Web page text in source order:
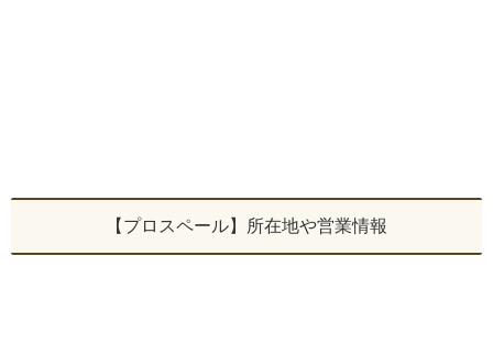
【プロスペール】所在地や営業情報